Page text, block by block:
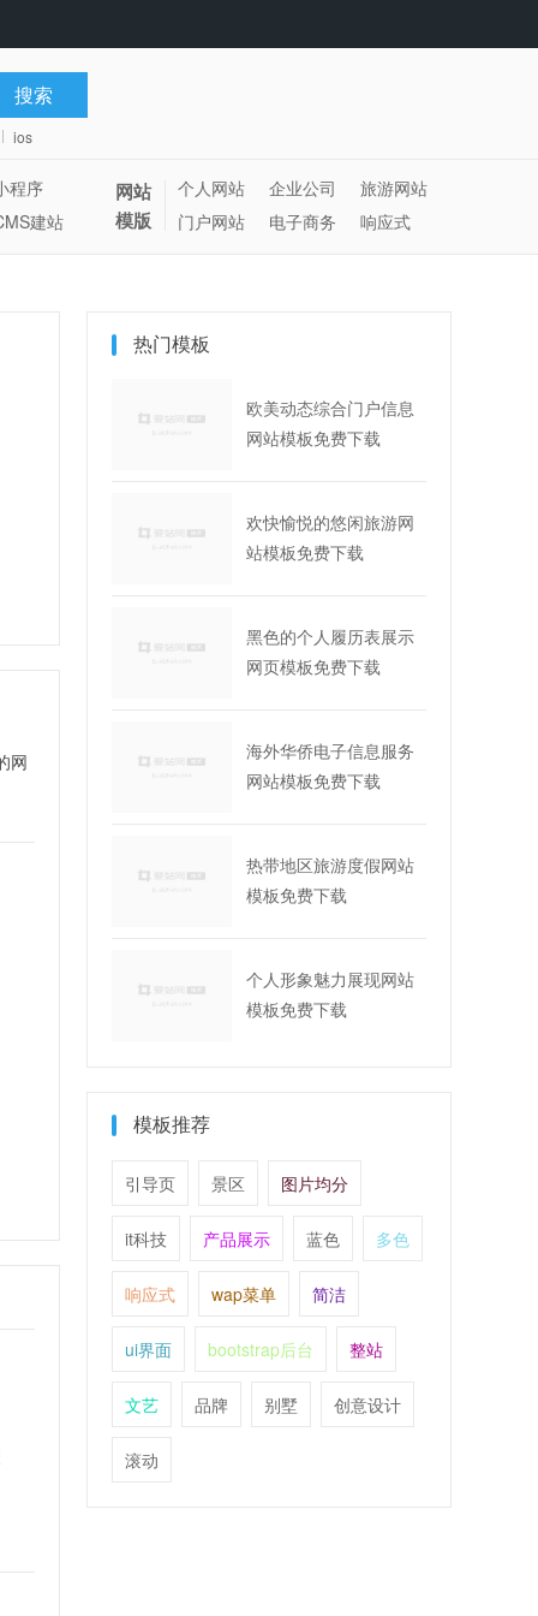
ios
程序
建站
网站
模版
个人网站 企业公司
旅游网站
门户网站
电子商务 响应式
网
热门模板
欧美动态综合门户信息
网站模板免费下载
欢快愉悦的悠闲旅游网
站模板免费下载
黑色的个人履历表展示
网页模板免费下载
海外华侨电子信息服务
网站模板免费下载
热带地区旅游度假网站
模板免费下载
个人形象魅力展现网站
模板免费下载
模板推荐
引导页 景区 图片均分
it科技 产品展示 蓝色 多色
响应式 wap菜单 简洁
ui界面 bootstrap后台 整站
文艺 品牌 别墅 创意设计
滚动